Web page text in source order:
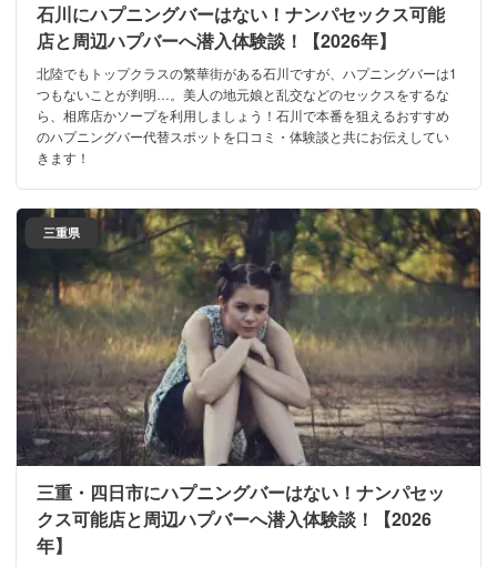
石川にハプニングバーはない！ナンパセックス可能
店と周辺ハプバーへ潜入体験談！【2026年】
北陸でもトップクラスの繁華街がある石川ですが、ハプニングバーは1
つもないことが判明…。美人の地元娘と乱交などのセックスをするな
ら、相席店かソープを利用しましょう！石川で本番を狙えるおすすめ
のハプニングバー代替スポットを口コミ・体験談と共にお伝えしてい
きます！
三重県
三重・四日市にハプニングバーはない！ナンパセッ
クス可能店と周辺ハプバーへ潜入体験談！【2026
年】